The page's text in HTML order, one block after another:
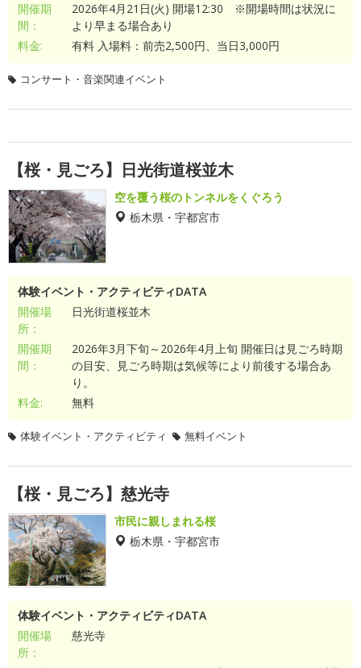
開催期
間：
2026年4月21日(火) 開場12:30 ※開場時間は状況に
より早まる場合あり
料金:
有料 入場料：前売2,500円、当日3,000円
コンサート・音楽関連イベント
【桜・見ごろ】日光街道桜並木
空を覆う桜のトンネルをくぐろう
栃木県・宇都宮市
体験イベント・アクティビティDATA
開催場
所：
日光街道桜並木
開催期
間：
2026年3月下旬～2026年4月上旬 開催日は見ごろ時期
の目安、見ごろ時期は気候等により前後する場合あ
り。
料金:
無料
体験イベント・アクティビティ 無料イベント
【桜・見ごろ】慈光寺
市民に親しまれる桜
栃木県・宇都宮市
体験イベント・アクティビティDATA
開催場
所：
慈光寺